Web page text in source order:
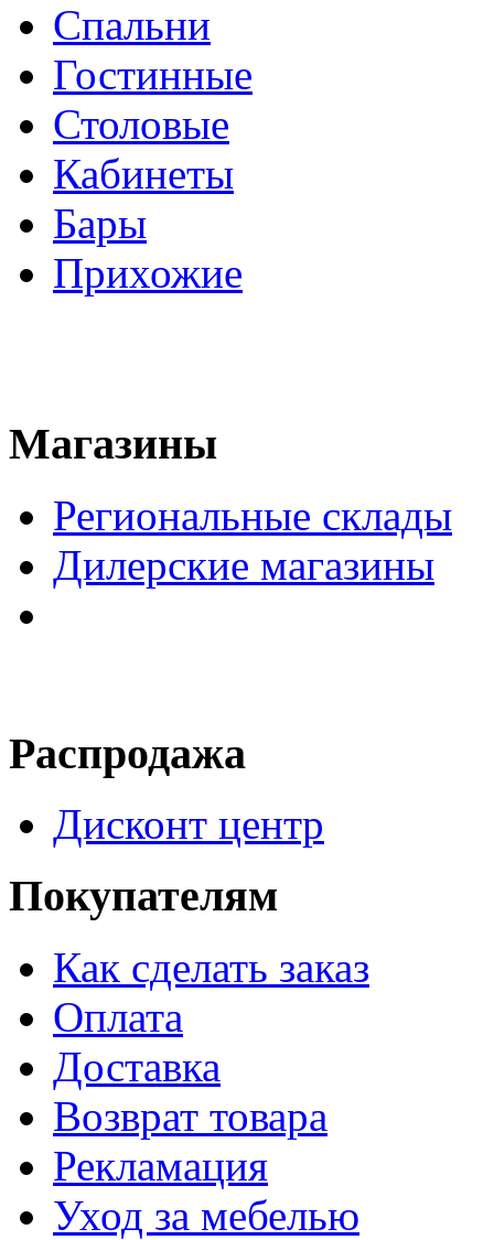
Спальни
Гостинные
Столовые
Кабинеты
Бары
Прихожие
Магазины
Региональные склады
Дилерские магазины
Распродажа
Дисконт центр
Покупателям
Как сделать заказ
Оплата
Доставка
Возврат товара
Рекламация
Уход за мебелью